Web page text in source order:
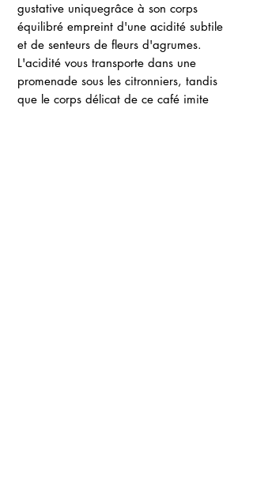
gustative uniquegrâce à son corps
équilibré empreint d'une acidité subtile
et de senteurs de fleurs d'agrumes.
L'acidité vous transporte dans une
promenade sous les citronniers, tandis
que le corps délicat de ce café imite